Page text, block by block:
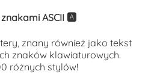
ASCII 🅰️
znany również jako tekst
znaków klawiaturowych.
różnych stylów!